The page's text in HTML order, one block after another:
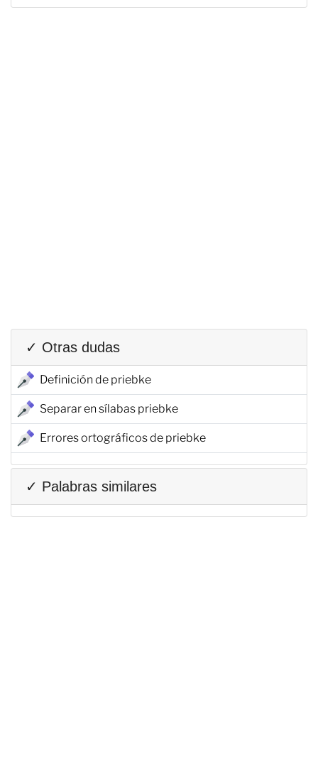
✓ Otras dudas
Definición de priebke
Separar en sílabas priebke
Errores ortográficos de priebke
✓ Palabras similares